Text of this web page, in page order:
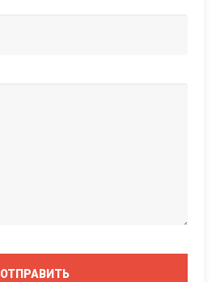
ОТПРАВИТЬ